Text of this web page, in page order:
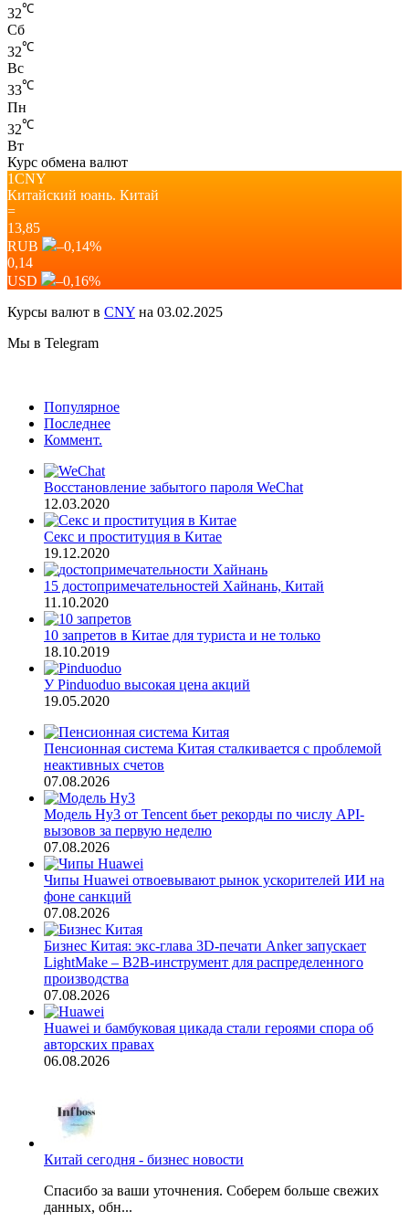
32℃
Сб
32℃
Вс
33℃
Пн
32℃
Вт
Курс обмена валют
1CNY
Китайский юань. Китай
=
13,85
RUB
–0,14%
0,14
USD
–0,16%
Курсы валют в CNY на 03.02.2025
Мы в Telegram
Популярное
Последнее
Коммент.
Восстановление забытого пароля WeChat
12.03.2020
Секс и проституция в Китае
19.12.2020
15 достопримечательностей Хайнань, Китай
11.10.2020
10 запретов в Китае для туриста и не только
18.10.2019
У Pinduoduo высокая цена акций
19.05.2020
Пенсионная система Китая сталкивается с проблемой
неактивных счетов
07.08.2026
Модель Hy3 от Tencent бьет рекорды по числу API-
вызовов за первую неделю
07.08.2026
Чипы Huawei отвоевывают рынок ускорителей ИИ на
фоне санкций
07.08.2026
Бизнес Китая: экс-глава 3D-печати Anker запускает
LightMake – B2B-инструмент для распределенного
производства
07.08.2026
Huawei и бамбуковая цикада стали героями спора об
авторских правах
06.08.2026
Китай сегодня - бизнес новости
Спасибо за ваши уточнения. Соберем больше свежих
данных, обн...